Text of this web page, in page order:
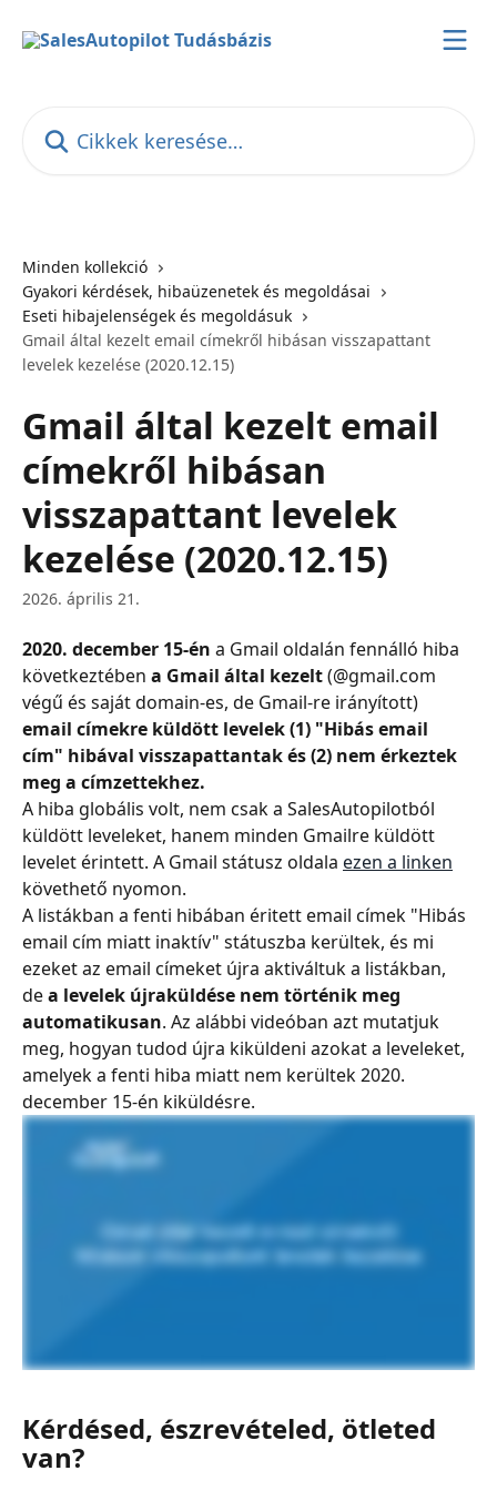
Minden kollekció
Gyakori kérdések, hibaüzenetek és megoldásai
Eseti hibajelenségek és megoldásuk
Gmail által kezelt email címekről hibásan visszapattant
levelek kezelése (2020.12.15)
Gmail által kezelt email
címekről hibásan
visszapattant levelek
kezelése (2020.12.15)
2026. április 21.
2020. december 15-én a Gmail oldalán fennálló hiba
következtében a Gmail által kezelt (@gmail.com
végű és saját domain-es, de Gmail-re irányított)
email címekre küldött levelek (1) "Hibás email
cím" hibával visszapattantak és (2) nem érkeztek
meg a címzettekhez.
A hiba globális volt, nem csak a SalesAutopilotból
küldött leveleket, hanem minden Gmailre küldött
levelet érintett. A Gmail státusz oldala ezen a linken
követhető nyomon.
A listákban a fenti hibában éritett email címek "Hibás
email cím miatt inaktív" státuszba kerültek, és mi
ezeket az email címeket újra aktiváltuk a listákban,
de a levelek újraküldése nem történik meg
automatikusan. Az alábbi videóban azt mutatjuk
meg, hogyan tudod újra kiküldeni azokat a leveleket,
amelyek a fenti hiba miatt nem kerültek 2020.
december 15-én kiküldésre.
Kérdésed, észrevételed, ötleted
van?